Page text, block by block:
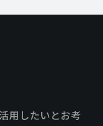
用したいとお考